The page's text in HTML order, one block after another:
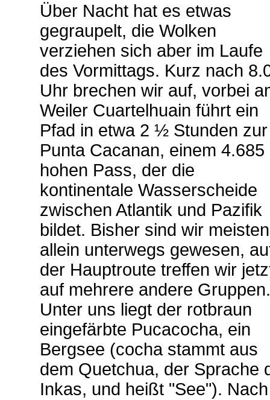
Über Nacht hat es etwas
gegraupelt, die Wolken
verziehen sich aber im Laufe
des Vormittags. Kurz nach
Uhr brechen wir auf, vorbei
Weiler Cuartelhuain führt ein
Pfad in etwa 2 ½ Stunden zur
Punta Cacanan, einem 4.685
hohen Pass, der die
kontinentale Wasserscheide
zwischen Atlantik und Pazifik
bildet. Bisher sind wir
allein unterwegs gewesen,
der Hauptroute treffen wir
auf mehrere andere Gruppen.
Unter uns liegt der rotbraun
eingefärbte Pucacocha, ein
Bergsee (cocha stammt aus
dem Quetchua, der Sprache
Inkas, und heißt "See"). Nach